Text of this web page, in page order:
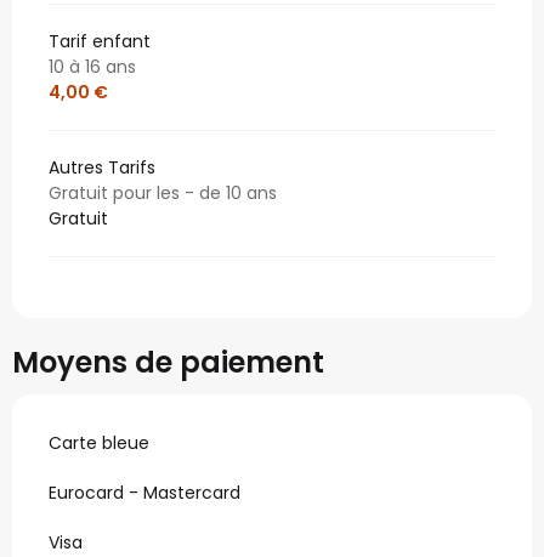
Tarif enfant
10 à 16 ans
4,00 €
Autres Tarifs
Gratuit pour les - de 10 ans
Gratuit
Moyens de paiement
Carte bleue
Eurocard - Mastercard
Visa